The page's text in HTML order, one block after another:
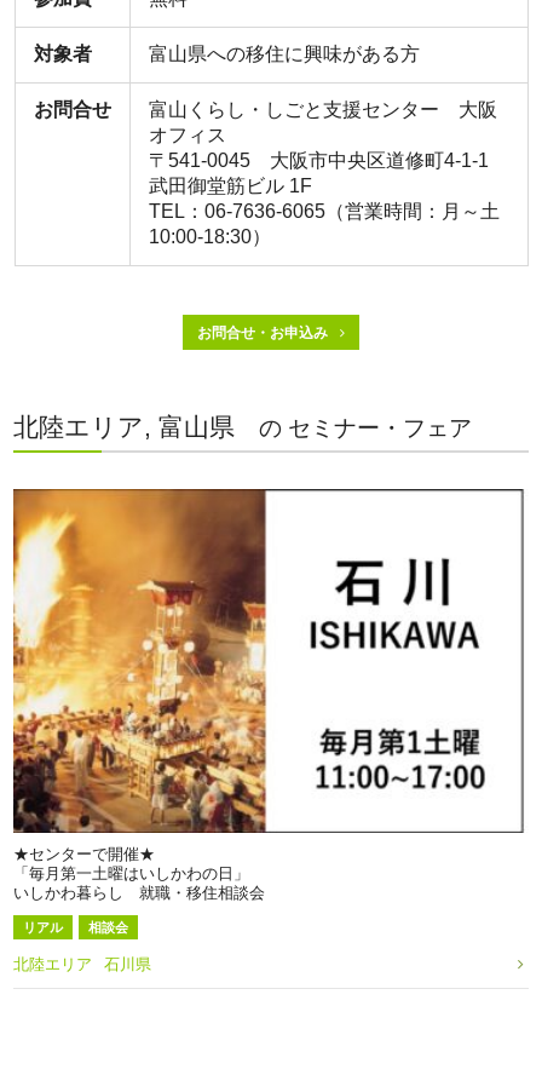
対象者 富山県への移住に興味がある方
お問合せ
富山くらし・しごと支援センター 大阪
オフィス
〒541-0045 大阪市中央区道修町4-1-1
武田御堂筋ビル 1F
TEL：06-7636-6065（営業時間：月～土
10:00-18:30）
お問合せ・お申込み
北陸エリア, 富山県 の セミナー・フェア
★センターで開催★
「毎月第一土曜はいしかわの日」
いしかわ暮らし 就職・移住相談会
リアル 相談会
北陸エリア 石川県